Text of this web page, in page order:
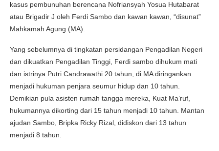
kasus pembunuhan berencana Nofriansyah Yosua Hutabarat
atau Brigadir J oleh Ferdi Sambo dan kawan kawan, “disunat”
Mahkamah Agung (MA).
Yang sebelumnya di tingkatan persidangan Pengadilan Negeri
dan dikuatkan Pengadilan Tinggi, Ferdi sambo dihukum mati
dan istrinya Putri Candrawathi 20 tahun, di MA diringankan
menjadi hukuman penjara seumur hidup dan 10 tahun.
Demikian pula asisten rumah tangga mereka, Kuat Ma’ruf,
hukumannya dikorting dari 15 tahun menjadi 10 tahun. Mantan
ajudan Sambo, Bripka Ricky Rizal, didiskon dari 13 tahun
menjadi 8 tahun.